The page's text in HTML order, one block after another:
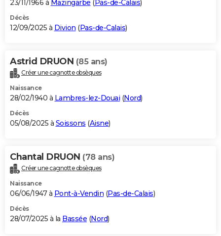
23/11/1966 à Mazingarbe ( Pas-de-Calais)
Décès
12/09/2025 à Divion (Pas-de-Calais)
Astrid DRUON (85 ans)
Créer une cagnotte obsèques
Naissance
28/02/1940 à Lambres-lez-Douai (Nord)
Décès
05/08/2025 à Soissons (Aisne)
Chantal DRUON (78 ans)
Créer une cagnotte obsèques
Naissance
06/06/1947 à Pont-à-Vendin (Pas-de-Calais)
Décès
28/07/2025 à la Bassée (Nord)